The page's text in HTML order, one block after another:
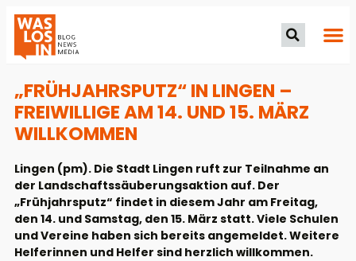
„FRÜHJAHRSPUTZ“ IN LINGEN –
FREIWILLIGE AM 14. UND 15. MÄRZ
WILLKOMMEN
Lingen (pm). Die Stadt Lingen ruft zur Teilnahme an
der Landschaftssäuberungsaktion auf. Der
„Frühjahrsputz“ findet in diesem Jahr am Freitag,
den 14. und Samstag, den 15. März statt. Viele Schulen
und Vereine haben sich bereits angemeldet. Weitere
Helferinnen und Helfer sind herzlich willkommen.